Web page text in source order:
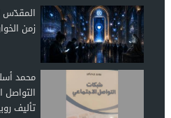
زمن
محمد
التواصل
تأليف